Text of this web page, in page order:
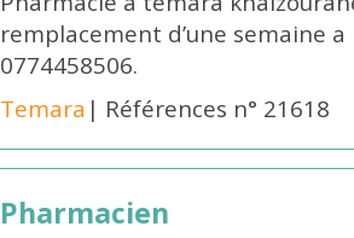
remplacement d’une semaine
0774458506.
Temara | Références n° 21618
Pharmacien